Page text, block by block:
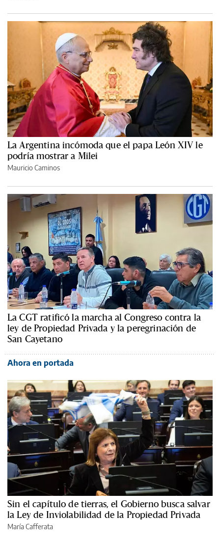
La Argentina incómoda que el papa León XIV le
podría mostrar a Milei
Mauricio Caminos
La CGT ratificó la marcha al Congreso contra la
ley de Propiedad Privada y la peregrinación de
San Cayetano
Ahora en portada
Sin el capítulo de tierras, el Gobierno busca salvar
la Ley de Inviolabilidad de la Propiedad Privada
María Cafferata